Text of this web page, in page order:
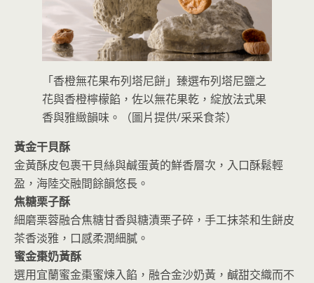
「香橙無花果布列塔尼餅」臻選布列塔尼鹽之
花與香橙檸檬餡，佐以無花果乾，綻放法式果
香與雅緻韻味。（圖片提供/采采食茶）
黃金干貝酥
金黃酥皮包裹干貝絲與鹹蛋黃的鮮香層次，入口酥鬆輕
盈，海陸交融間餘韻悠長。
焦糖栗子酥
細磨栗蓉融合焦糖甘香與糖漬栗子碎，手工抹茶和生餅皮
茶香淡雅，口感柔潤細膩。
蜜金棗奶黃酥
選用宜蘭蜜金棗蜜煉入餡，融合金沙奶黃，鹹甜交織而不